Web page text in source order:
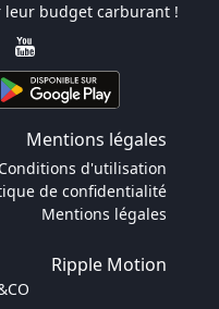
leur budget carburant !
Mentions légales
Conditions d'utilisation
de confidentialité
Mentions légales
Ripple Motion